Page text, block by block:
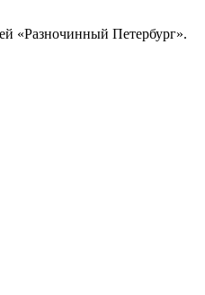
«Разночинный Петербург».